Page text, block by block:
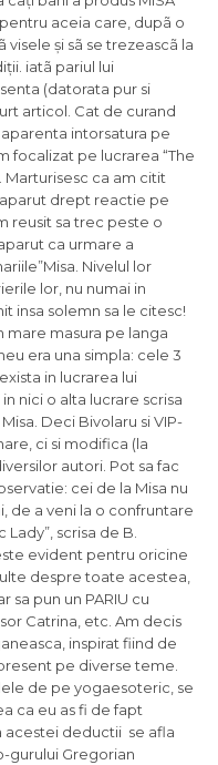
aceia care, dupã o
visele și sã se trezeascã la
iatã pariul lui
(datorata pur si
articol. Cat de curand
intorsatura pe
focalizat pe lucrarea “The
Marturisesc ca am citit
drept reactie pe
reusit sa trec peste o
ca urmare a
Nivelul lor
lor, nu numai in
insa solemn sa le citesc!
mare masura pe langa
era una simpla: cele 3
in lucrarea lui
nici o alta lucrare scrisa
Deci Bivolaru si VIP-
ci si modifica (la
autori. Pot sa fac
cei de la Misa nu
de a veni la o confruntare
scrisa de B.
evident pentru oricine
despre toate acestea,
pun un PARIU cu
Catrina, etc. Am decis
inspirat fiind de
pe diverse teme.
de pe yogaesoteric, se
ca eu as fi de fapt
acestei deductii se afla
gurului Gregorian